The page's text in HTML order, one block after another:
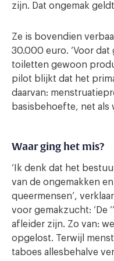
zijn. Dat ongemak
Ze is bovendien
30.000 euro. ‘Voor dat
toiletten gewoon
pilot blijkt dat het
daarvan:
basisbehoefte, net als
Waar ging het mis?
‘Ik denk dat het
van de ongemakken
queermensen’,
voor gemakzucht: ‘De
afleider zijn. Zo van:
opgelost. Terwijl
taboes allesbehalve